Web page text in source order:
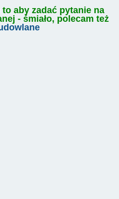
aby zadać pytanie na
- śmiało, polecam też